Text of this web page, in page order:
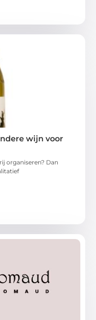
wijn voor
organiseren? Dan